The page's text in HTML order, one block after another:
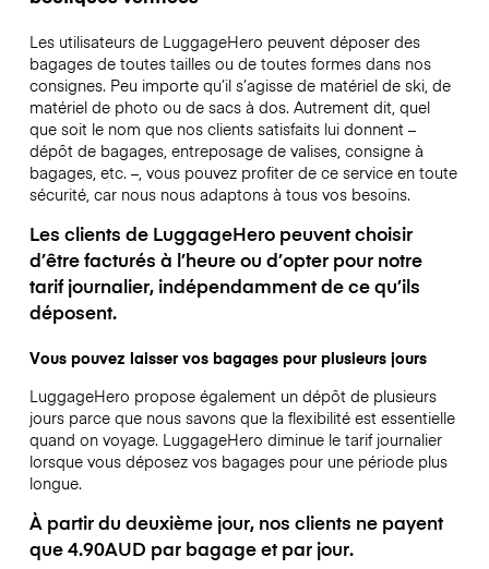
Les utilisateurs de LuggageHero peuvent déposer des
bagages de toutes tailles ou de toutes formes dans nos
consignes. Peu importe qu’il s’agisse de matériel de ski, de
matériel de photo ou de sacs à dos. Autrement dit, quel
que soit le nom que nos clients satisfaits lui donnent –
dépôt de bagages, entreposage de valises, consigne à
bagages, etc. –, vous pouvez profiter de ce service en toute
sécurité, car nous nous adaptons à tous vos besoins.
Les clients de LuggageHero peuvent choisir
d’être facturés à l’heure ou d’opter pour notre
tarif journalier, indépendamment de ce qu’ils
déposent.
Vous pouvez laisser vos bagages pour plusieurs jours
LuggageHero propose également un dépôt de plusieurs
jours parce que nous savons que la flexibilité est essentielle
quand on voyage. LuggageHero diminue le tarif journalier
lorsque vous déposez vos bagages pour une période plus
longue.
À partir du deuxième jour, nos clients ne payent
que 4.90AUD par bagage et par jour.